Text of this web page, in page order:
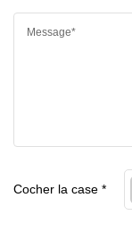
Message*